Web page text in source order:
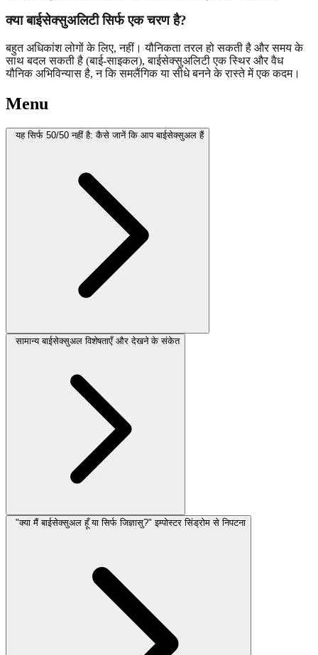
क्या बाईसेक्सुअलिटी सिर्फ एक चरण है?
बहुत अधिकांश लोगों के लिए, नहीं। यौनिकता तरल हो सकती है और समय के
साथ बदल सकती है (बाई-साइकल), बाईसेक्सुअलिटी एक स्थिर और वैध
यौनिक अभिविन्यास है, न कि समलैंगिक या सीधे बनने के रास्ते में एक कदम।
Menu
यह सिर्फ 50/50 नहीं है: कैसे जानें कि आप बाईसेक्सुअल हैं
सामान्य बाईसेक्सुअल विशेषताएँ और देखने के संकेत
"क्या मैं बाईसेक्सुअल हूँ या सिर्फ जिज्ञासु?" इम्पोस्टर सिंड्रोम से निपटना